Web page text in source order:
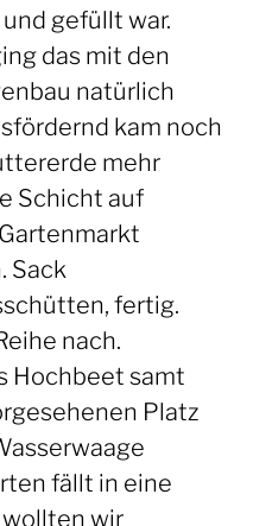
gefüllt war.
das mit den
natürlich
kam noch
mehr
Schicht auf
Sack
fertig.
nach.
Hochbeet samt
Platz
fällt in eine
wir